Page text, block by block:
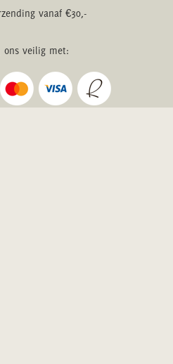
vanaf €30,-
ons veilig met: